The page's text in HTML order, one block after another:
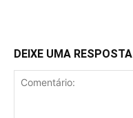
DEIXE UMA RESPOSTA